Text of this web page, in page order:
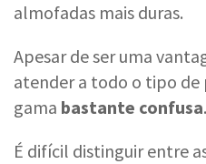
almofadas mais duras.
Apesar de ser uma
atender a todo o tipo de
gama bastante confusa.
É difícil distinguir entre